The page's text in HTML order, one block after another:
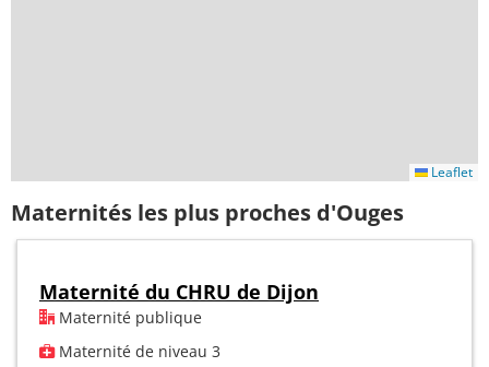
Leaflet
Maternités les plus proches d'Ouges
Maternité du CHRU de Dijon
Maternité publique
Maternité de niveau 3